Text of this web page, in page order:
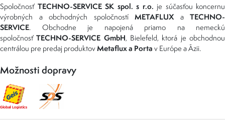
Spoločnosť TECHNO-SERVICE SK spol. s r.o. je súčasťou koncernu
výrobných a obchodných spoločností METAFLUXa TECHNO-
SERVICE. Obchodne je napojená priamo na nemeckú
spoločnosťTECHNO-SERVICE GmbH, Bielefeld, ktorá je obchodnou
centrálou pre predaj produktovMetaflux a Porta v Európe a Ázii.
Možnosti dopravy